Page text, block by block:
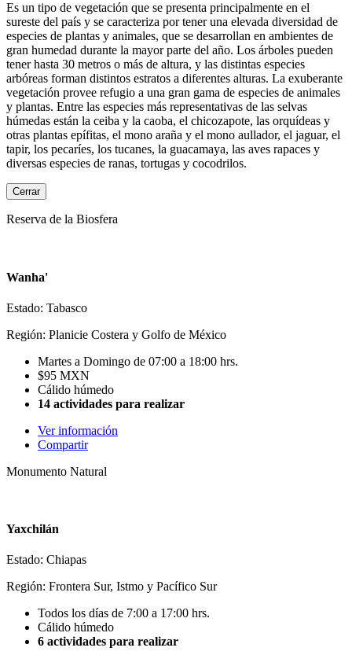
Es un tipo de vegetación que se presenta principalmente en el
sureste del país y se caracteriza por tener una elevada diversidad de
especies de plantas y animales, que se desarrollan en ambientes de
gran humedad durante la mayor parte del año. Los árboles pueden
tener hasta 30 metros o más de altura, y las distintas especies
arbóreas forman distintos estratos a diferentes alturas. La exuberante
vegetación provee refugio a una gran gama de especies de animales
y plantas. Entre las especies más representativas de las selvas
húmedas están la ceiba y la caoba, el chicozapote, las orquídeas y
otras plantas epífitas, el mono araña y el mono aullador, el jaguar, el
tapir, los pecaríes, los tucanes, la guacamaya, las aves rapaces y
diversas especies de ranas, tortugas y cocodrilos.
Cerrar
Reserva de la Biosfera
Wanha'
Estado: Tabasco
Región: Planicie Costera y Golfo de México
Martes a Domingo de 07:00 a 18:00 hrs.
$95 MXN
Cálido húmedo
14 actividades para realizar
Ver información
Compartir
Monumento Natural
Yaxchilán
Estado: Chiapas
Región: Frontera Sur, Istmo y Pacífico Sur
Todos los días de 7:00 a 17:00 hrs.
Cálido húmedo
6 actividades para realizar